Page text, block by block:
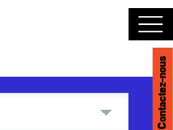
Contactez-nous